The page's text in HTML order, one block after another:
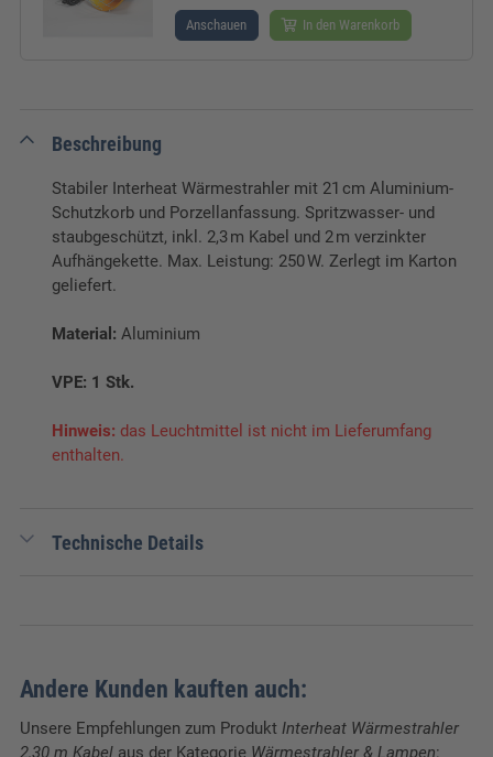
Anschauen In den Warenkorb
Beschreibung
Stabiler Interheat Wärmestrahler mit 21 cm Aluminium-
Schutzkorb und Porzellanfassung. Spritzwasser- und
staubgeschützt, inkl. 2,3 m Kabel und 2 m verzinkter
Aufhängekette. Max. Leistung: 250 W. Zerlegt im Karton
geliefert.
Material:Aluminium
VPE: 1 Stk.
Hinweis: das Leuchtmittel ist nicht im Lieferumfang
enthalten.
Technische Details
Andere Kunden kauften auch:
Unsere Empfehlungen zum Produkt Interheat Wärmestrahler
2,30 m Kabelaus der Kategorie Wärmestrahler & Lampen: